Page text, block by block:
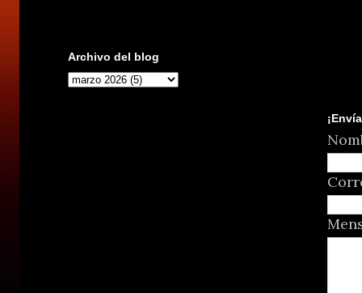
Archivo del blog